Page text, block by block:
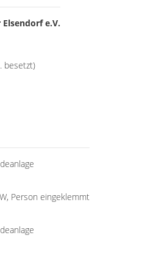
e.V.
besetzt)
Person eingeklemmt